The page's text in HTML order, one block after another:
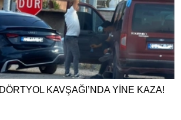
KAVŞAĞI’NDA YİNE KAZA!